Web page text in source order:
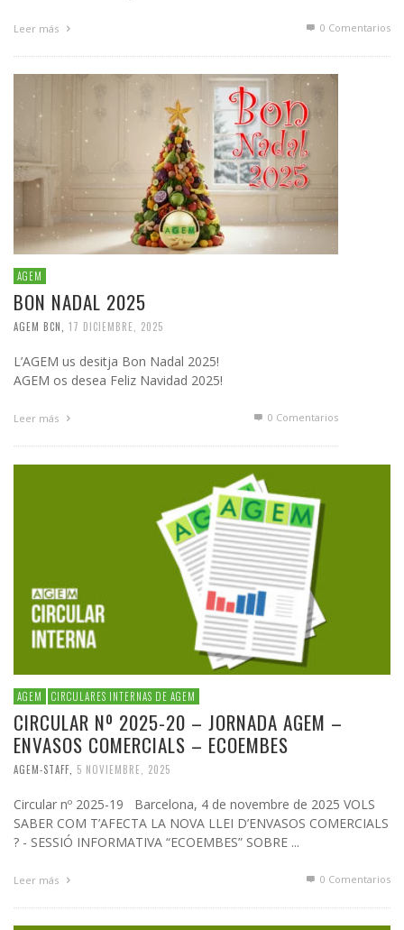
Leer más 0 Comentarios
AGEM
BON NADAL 2025
AGEM BCN, 17 DICIEMBRE, 2025
L’AGEM us desitja Bon Nadal 2025!
AGEM os desea Feliz Navidad 2025!
Leer más 0 Comentarios
AGEM CIRCULARES INTERNAS DE AGEM
CIRCULAR Nº 2025-20 – JORNADA AGEM –
ENVASOS COMERCIALS – ECOEMBES
AGEM-STAFF 5 NOVIEMBRE, 2025
Circular nº 2025-19 Barcelona, 4 de novembre de 2025 VOLS
SABER COM T’AFECTA LA NOVA LLEI D’ENVASOS COMERCIALS
? - SESSIÓ INFORMATIVA “ECOEMBES” SOBRE ...
Leer más 0 Comentarios